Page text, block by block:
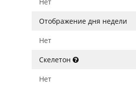
Отображение дня недели
Нет
Скелетон
Нет